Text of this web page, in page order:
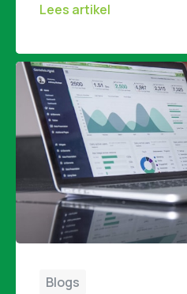
Lees artikel
Blogs